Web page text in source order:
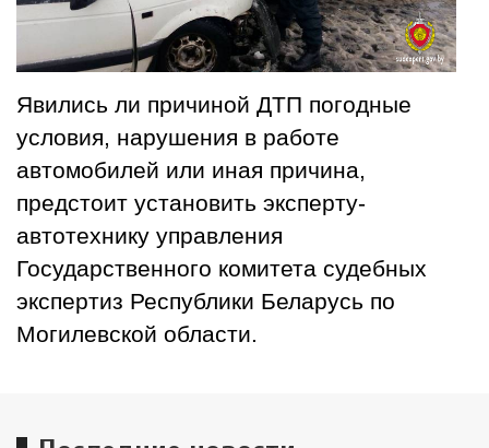
Явились ли причиной ДТП погодные
условия, нарушения в работе
автомобилей или иная причина,
предстоит установить эксперту-
автотехнику управления
Государственного комитета судебных
экспертиз Республики Беларусь по
Могилевской области.